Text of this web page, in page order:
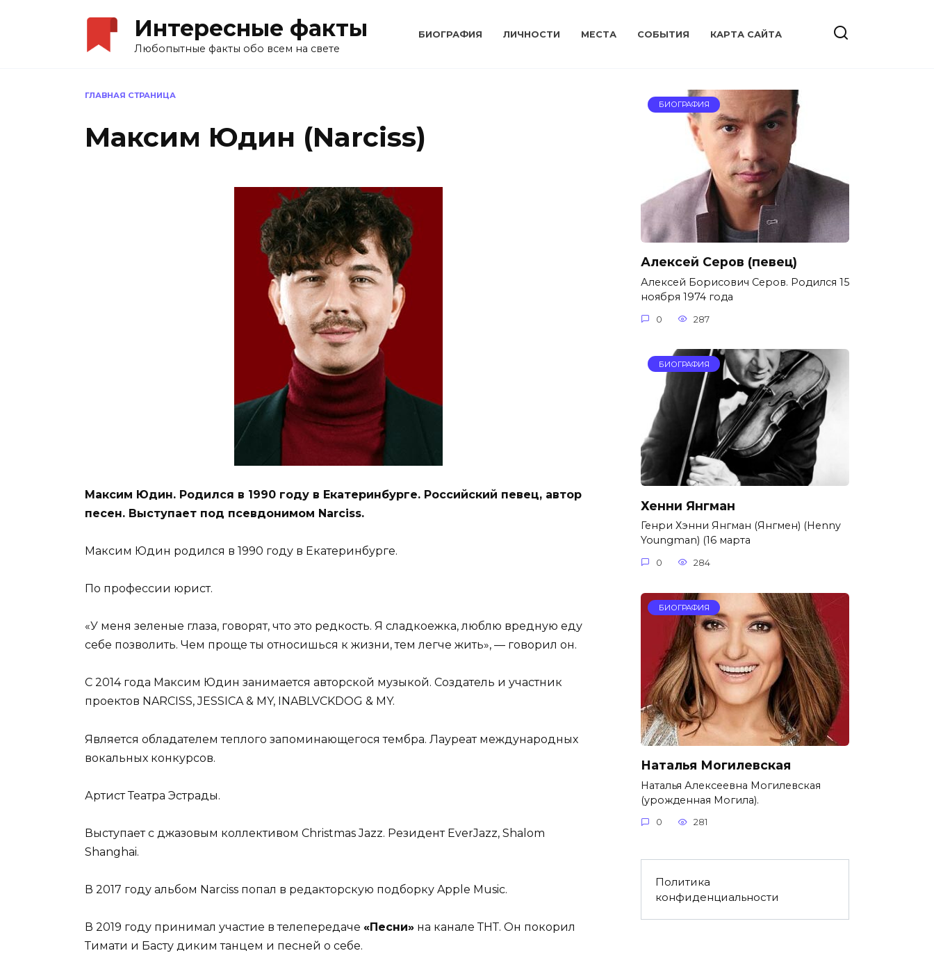
Интересные факты
Любопытные факты обо всем на свете
БИОГРАФИЯ ЛИЧНОСТИ МЕСТА CОБЫТИЯ КАРТА САЙТА
ГЛАВНАЯ СТРАНИЦА
Максим Юдин (Narciss)
Максим Юдин. Родился в 1990 году в Екатеринбурге. Российский певец, автор
песен. Выступает под псевдонимом Narciss.
Максим Юдин родился в 1990 году в Екатеринбурге.
По профессии юрист.
«У меня зеленые глаза, говорят, что это редкость. Я сладкоежка, люблю вредную еду
себе позволить. Чем проще ты относишься к жизни, тем легче жить», — говорил он.
С 2014 года Максим Юдин занимается авторской музыкой. Создатель и участник
проектов NARCISS, JESSICA & MY, INABLVCKDOG & MY.
Является обладателем теплого запоминающегося тембра. Лауреат международных
вокальных конкурсов.
Артист Театра Эстрады.
Выступает с джазовым коллективом Christmas Jazz. Резидент EverJazz, Shalom
Shanghai.
В 2017 году альбом Narciss попал в редакторскую подборку Apple Music.
В 2019 году принимал участие в телепередаче «Песни» на канале ТНТ. Он покорил
Тимати и Басту диким танцем и песней о себе.
БИОГРАФИЯ
Алексей Серов (певец)
Алексей Борисович Серов. Родился 15
ноября 1974 года
0 287
БИОГРАФИЯ
Хенни Янгман
Генри Хэнни Янгман (Янгмен) (Henny
Youngman) (16 марта
0 284
БИОГРАФИЯ
Наталья Могилевская
Наталья Алексеевна Могилевская
(урожденная Могила).
0 281
Политика
конфиденциальности